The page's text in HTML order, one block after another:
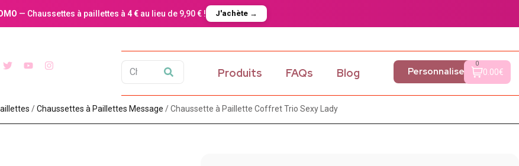
— Chaussettes à paillettes à 4 €au lieu de 9,90 € ! J'achète →
Produits FAQs Blog Personnaliser
0
0.00€
/Chaussettes à Paillettes Message​ / Chaussette à Paillette Coffret Trio Sexy Lady